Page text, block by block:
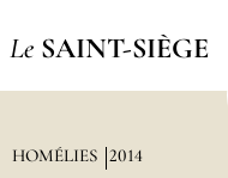
Le SAINT-SIÈGE
HOMÉLIES 2014